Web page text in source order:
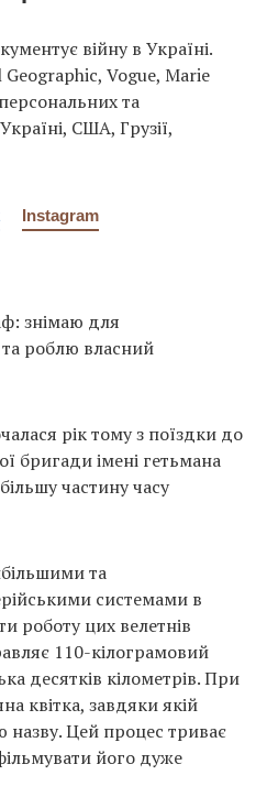
війну в Україні.
Vogue, Marie
та
США, Грузії,
Instagram
знімаю для
роблю власний
рік тому з поїздки до
бригади імені гетьмана
частину часу
та
системами в
роботу цих велетнів
110-кілограмовий
десятків кілометрів. При
квітка, завдяки якій
назву. Цей процес триває
його дуже